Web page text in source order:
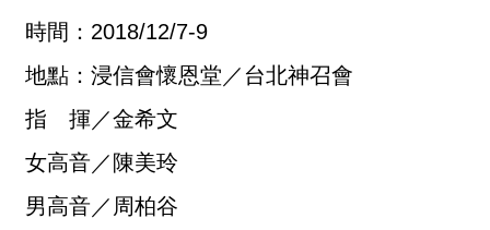
時間：2018/12/7-9
地點：浸信會懷恩堂／台北神召會
指 揮／金希文
女高音／陳美玲
男高音／周柏谷